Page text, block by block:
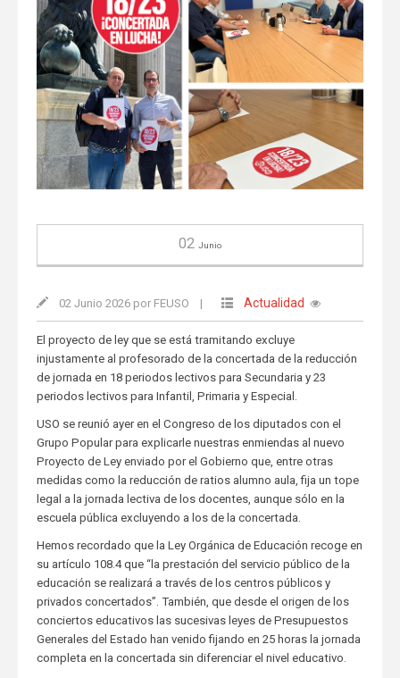
02 Junio
02 Junio 2026 por FEUSO | Actualidad
El proyecto de ley que se está tramitando excluye
injustamente al profesorado de la concertada de la reducción
de jornada en 18 periodos lectivos para Secundaria y 23
periodos lectivos para Infantil, Primaria y Especial.
USO se reunió ayer en el Congreso de los diputados con el
Grupo Popular para explicarle nuestras enmiendas al nuevo
Proyecto de Ley enviado por el Gobierno que, entre otras
medidas como la reducción de ratios alumno aula, fija un tope
legal a la jornada lectiva de los docentes, aunque sólo en la
escuela pública excluyendo a los de la concertada.
Hemos recordado que la Ley Orgánica de Educación recoge en
su artículo 108.4 que “la prestación del servicio público de la
educación se realizará a través de los centros públicos y
privados concertados”. También, que desde el origen de los
conciertos educativos las sucesivas leyes de Presupuestos
Generales del Estado han venido fijando en 25 horas la jornada
completa en la concertada sin diferenciar el nivel educativo.